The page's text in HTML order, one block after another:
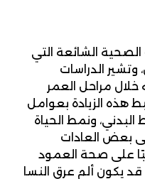
الشائعة التي
الدراسات
خلال مراحل العمر
هذه الزيادة بعوامل
البدني، ونمط الحياة
بعض العادات
على صحة العمود
قد يكون ألم عرق النسا